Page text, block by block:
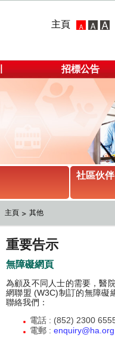
主頁
招標公告
社區伙伴
主頁 其他